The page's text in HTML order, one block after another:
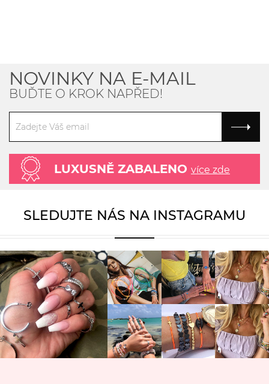
NOVINKY NA E-MAIL
BUĎTE O KROK NAPŘED!
LUXUSNĚ ZABALENO více zde
SLEDUJTE NÁS NA INSTAGRAMU